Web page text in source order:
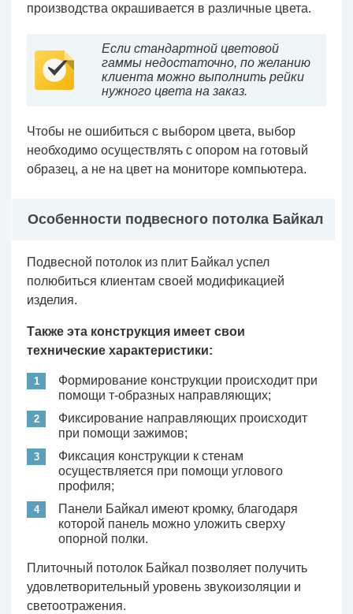
производства окрашивается в различные цвета.
Если стандартной цветовой
гаммы недостаточно, по желанию
клиента можно выполнить рейки
нужного цвета на заказ.
Чтобы не ошибиться с выбором цвета, выбор
необходимо осуществлять с опором на готовый
образец, а не на цвет на мониторе компьютера.
Особенности подвесного потолка Байкал
Подвесной потолок из плит Байкал успел
полюбиться клиентам своей модификацией
изделия.
Также эта конструкция имеет свои
технические характеристики:
Формирование конструкции происходит при
помощи т-образных направляющих;
Фиксирование направляющих происходит
при помощи зажимов;
Фиксация конструкции к стенам
осуществляется при помощи углового
профиля;
Панели Байкал имеют кромку, благодаря
которой панель можно уложить сверху
опорной полки.
Плиточный потолок Байкал позволяет получить
удовлетворительный уровень звукоизоляции и
светоотражения.